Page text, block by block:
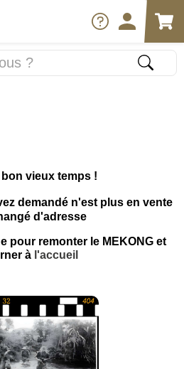
vieux temps !
demandé n'est plus en vente
d'adresse
pour remonter le MEKONG et
à l'accueil